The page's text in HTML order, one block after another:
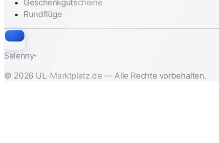
Geschenkgutscheine
Rundflüge
S
Selenny®
© 2026 UL-Marktplatz.de — Alle Rechte vorbehalten.